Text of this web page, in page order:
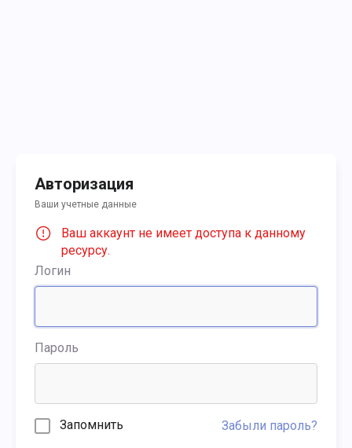
Авторизация
Ваши учетные данные
Ваш аккаунт не имеет доступа к данному
ресурсу.
Логин
Пароль
Запомнить Забыли пароль?